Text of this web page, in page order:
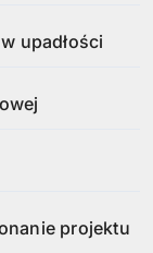
upadłości
projektu